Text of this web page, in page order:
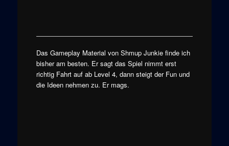
Das Gameplay Material von Shmup Junkie finde ich
bisher am besten. Er sagt das Spiel nimmt erst
richtig Fahrt auf ab Level 4, dann steigt der Fun und
die Ideen nehmen zu. Er mags.